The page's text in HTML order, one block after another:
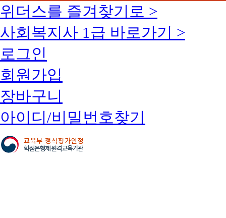
위더스를 즐겨찾기로 >
사회복지사 1급 바로가기 >
로그인
회원가입
장바구니
아이디/비밀번호찾기